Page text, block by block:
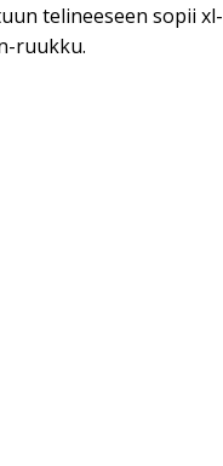
telineeseen sopii xl-
ruukku.